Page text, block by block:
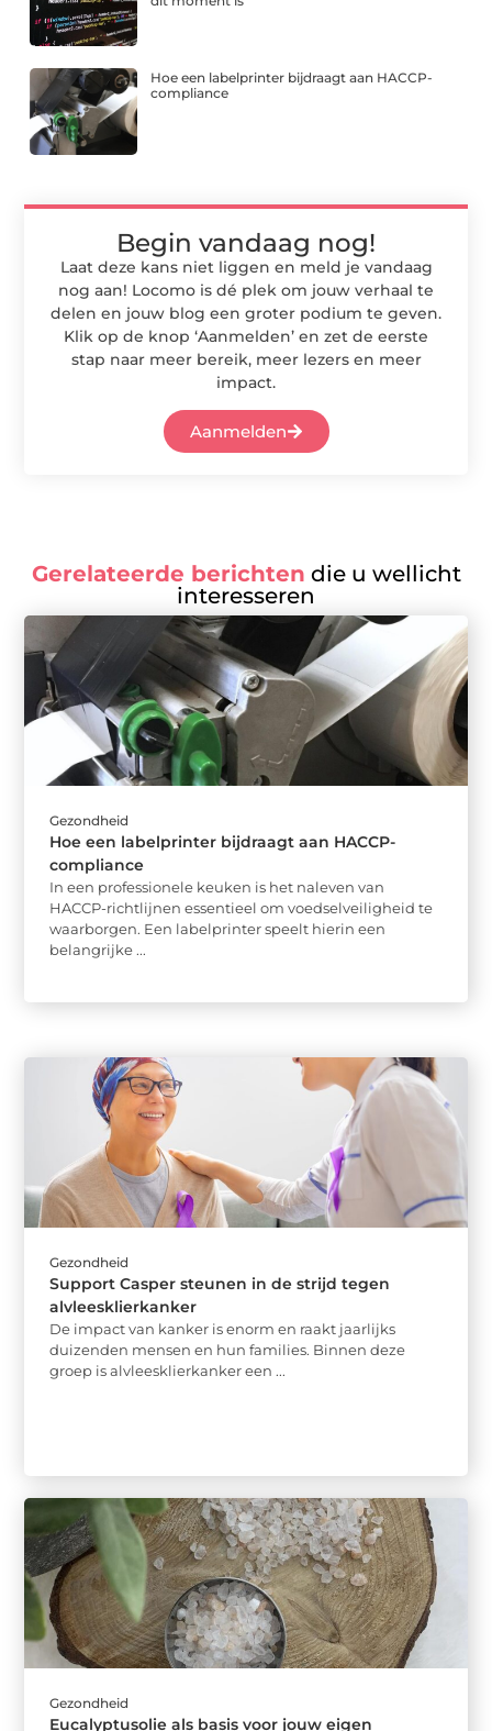
Hoe een labelprinter bijdraagt aan HACCP-
compliance
Begin vandaag nog!
Laat deze kans niet liggen en meld je vandaag
nog aan! Locomo is dé plek om jouw verhaal te
delen en jouw blog een groter podium te geven.
Klik op de knop ‘Aanmelden’ en zet de eerste
stap naar meer bereik, meer lezers en meer
impact.
Aanmelden
Gerelateerde berichten die u wellicht
interesseren
Gezondheid
Hoe een labelprinter bijdraagt aan HACCP-
compliance
In een professionele keuken is het naleven van
HACCP-richtlijnen essentieel om voedselveiligheid te
waarborgen. Een labelprinter speelt hierin een
belangrijke ...
Gezondheid
Support Casper steunen in de strijd tegen
alvleesklierkanker
De impact van kanker is enorm en raakt jaarlijks
duizenden mensen en hun families. Binnen deze
groep is alvleesklierkanker een ...
Gezondheid
Eucalyptusolie als basis voor jouw eigen